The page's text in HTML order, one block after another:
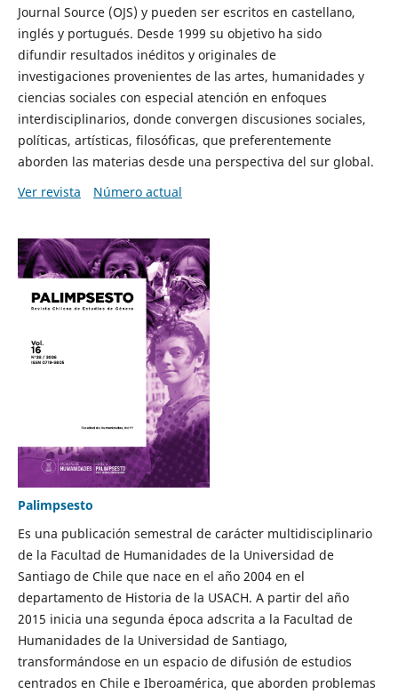
Journal Source (OJS) y pueden ser escritos en castellano,
inglés y portugués. Desde 1999 su objetivo ha sido
difundir resultados inéditos y originales de
investigaciones provenientes de las artes, humanidades y
ciencias sociales con especial atención en enfoques
interdisciplinarios, donde convergen discusiones sociales,
políticas, artísticas, filosóficas, que preferentemente
aborden las materias desde una perspectiva del sur global.
Ver revista
Número actual
Palimpsesto
Es una publicación semestral de carácter multidisciplinario
de la Facultad de Humanidades de la Universidad de
Santiago de Chile que nace en el año 2004 en el
departamento de Historia de la USACH. A partir del año
2015 inicia una segunda época adscrita a la Facultad de
Humanidades de la Universidad de Santiago,
transformándose en un espacio de difusión de estudios
centrados en Chile e Iberoamérica, que aborden problemas